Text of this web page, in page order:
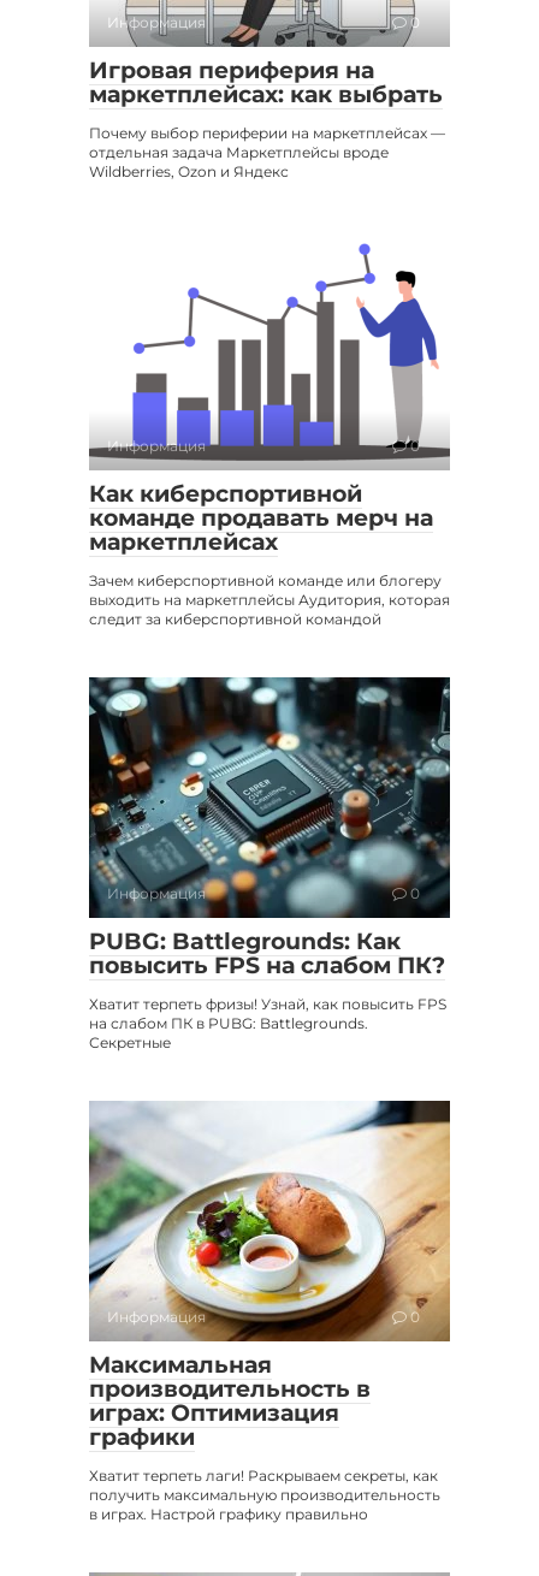
Информация 0
Игровая периферия на
маркетплейсах: как выбрать
Почему выбор периферии на маркетплейсах —
отдельная задача Маркетплейсы вроде
Wildberries, Ozon и Яндекс
Информация 0
Как киберспортивной
команде продавать мерч на
маркетплейсах
Зачем киберспортивной команде или блогеру
выходить на маркетплейсы Аудитория, которая
следит за киберспортивной командой
Информация 0
PUBG: Battlegrounds: Как
повысить FPS на слабом ПК?
Хватит терпеть фризы! Узнай, как повысить FPS
на слабом ПК в PUBG: Battlegrounds.
Секретные
Информация 0
Максимальная
производительность в
играх: Оптимизация
графики
Хватит терпеть лаги! Раскрываем секреты, как
получить максимальную производительность
в играх. Настрой графику правильно